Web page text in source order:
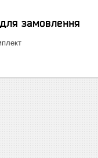
замовлення